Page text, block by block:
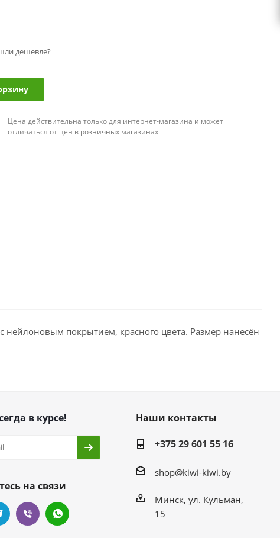
дешевле?
Цена действительна только для интернет-магазина и может
отличаться от цен в розничных магазинах
нейлоновым покрытием, красного цвета. Размер нанесён
в курсе!
на связи
Наши контакты
+375 29 601 55 16
shop@kiwi-kiwi.by
Минск, ул. Кульман,
15